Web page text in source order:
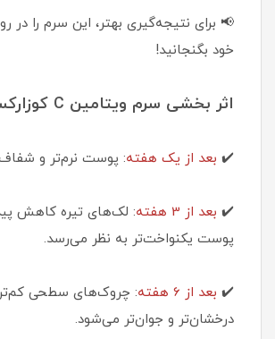
📢 برای نتیجه‌گیری بهتر، این سرم را در
خود بگنجانید!
اثر بخشی سرم ویتامین C کوزارکس
✔️ بعد از یک هفته: پوست نرم‌تر و
✔️ بعد از 3 هفته
: لک‌های تیره کاهش
پوست یکنواخت‌تر به نظر می‌رسد.
✔️ بعد از 6 هفته
: چروک‌های سطحی
درخشان‌تر و جوان‌تر می‌شود.